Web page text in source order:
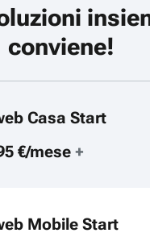
conviene!
Casa Start
€/mese+
Mobile Start